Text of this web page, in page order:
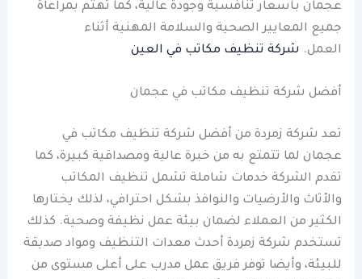
عجمان بأسعار تنافسية وجودة عالية، كما تهتم بمراعاة
جميع المعايير الصحية والسلامة المهنية أثناء
العمل. شركة تنظيف مكاتب في العين
أفضل شركة تنظيف مكاتب في عجمان
تعد شركة زمردة من أفضل شركة تنظيف مكاتب في
عجمان لما تتمتع به من خبرة عالية ومصداقية كبيرة، كما
تقدم الشركة خدمات شاملة تشمل تنظيف المكاتب
والأثاث والأرضيات والنوافذ بشكل احترافي، لذلك يختارها
الكثير من العملاء لضمان بيئة عمل نظيفة وصحية. كذلك
تستخدم شركة زمردة أحدث معدات التنظيف ومواد صديقة
للبيئة، وأيضا توفر فريق عمل مدرب على أعلى مستوى من